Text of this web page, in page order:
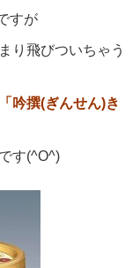
すが
り飛びついちゃう
「吟撰(ぎんせん)き
す(^O^)